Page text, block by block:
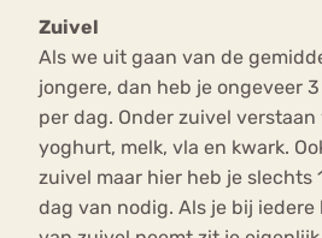
Zuivel
Als we uit gaan van de
jongere, dan heb je ongeveer
per dag. Onder zuivel
yoghurt, melk, vla en kwark.
zuivel maar hier heb je slechts
dag van nodig. Als je bij